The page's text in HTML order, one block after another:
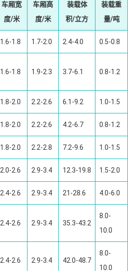
车厢宽
度/米
车厢高
度/米
装载体
积/立方
装载重
量/吨
1.6-1.8 1.7-2.0 2.4-4.0 0.5-0.8
1.6-1.8 1.9-2.3 3.7-6.1 0.8-1.2
1.8-2.0 2.2-2.6 6.1-9.2 1.0-1.5
1.8-2.0 2.2-2.6 4.2-6.7 0.8-1.2
1.8-2.0 2.2-2.8 7.2-9.6 1.0-1.5
2.0-2.6 2.9-3.4 12.3-19.8 1.5-2.0
2.4-2.6 2.9-3.4 21-28.6 4.0-6.0
2.4-2.6 2.9-3.4 35.3-43.2
8.0-
10.0
2.4-2.6 2.9-3.4 42.0-48.7
8.0-
10.0